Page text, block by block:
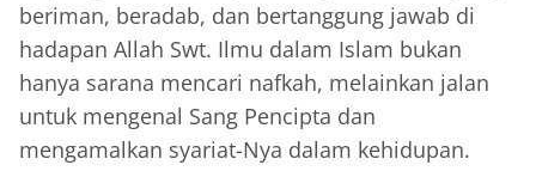
beriman, beradab, dan bertanggung jawab di
hadapan Allah Swt. Ilmu dalam Islam bukan
hanya sarana mencari nafkah, melainkan jalan
untuk mengenal Sang Pencipta dan
mengamalkan syariat-Nya dalam kehidupan.